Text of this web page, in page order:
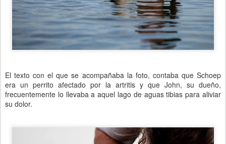
El texto con el que se acompañaba la foto, contaba que Schoep
era un perrito afectado por la artritis y que John, su dueño,
frecuentemente lo llevaba a aquel lago de aguas tibias para aliviar
su dolor.